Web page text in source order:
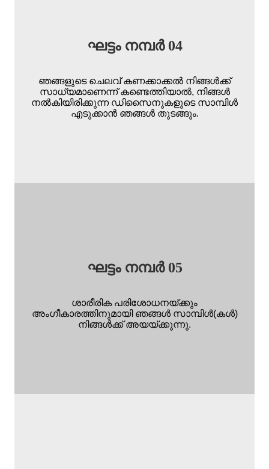
ഘട്ടം നമ്പർ 04
ഞങ്ങളുടെ ചെലവ് കണക്കാക്കൽ നിങ്ങൾക്ക്
സാധ്യമാണെന്ന് കണ്ടെത്തിയാൽ, നിങ്ങൾ
നൽകിയിരിക്കുന്ന ഡിസൈനുകളുടെ സാമ്പിൾ
എടുക്കാൻ ഞങ്ങൾ തുടങ്ങും.
ഘട്ടം നമ്പർ 05
ശാരീരിക പരിശോധനയ്ക്കും
അംഗീകാരത്തിനുമായി ഞങ്ങൾ സാമ്പിൾ(കൾ)
നിങ്ങൾക്ക് അയയ്ക്കുന്നു.